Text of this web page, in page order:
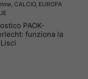
, CALCIO, EUROPA
PAOK-
funziona la